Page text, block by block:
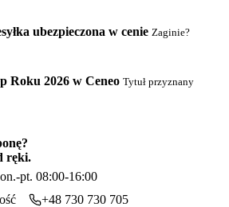
ubezpieczona w cenie Zaginie?
Roku 2026 w Ceneo Tytuł przyznany
ręki.
pt. 08:00-16:00
+48 730 730 705